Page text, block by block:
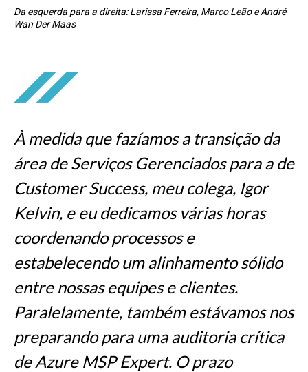
Da esquerda para a direita: Larissa Ferreira, Marco Leão e André
Wan Der Maas
À medida que fazíamos a transição da
área de Serviços Gerenciados para a de
Customer Success, meu colega, Igor
Kelvin, e eu dedicamos várias horas
coordenando processos e
estabelecendo um alinhamento sólido
entre nossas equipes e clientes.
Paralelamente, também estávamos nos
preparando para uma auditoria crítica
de Azure MSP Expert. O prazo